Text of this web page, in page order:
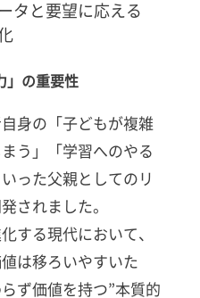
タと要望に応える
」の重要性
身の「子どもが複雑
う」「学習へのやる
った父親としてのリ
されました。
する現代において、
は移ろいやすいた
ず価値を持つ”本質的